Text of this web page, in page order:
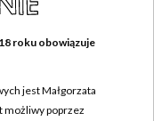
pola są oznaczone
roku obowiązuje
jest Małgorzata
poprzez